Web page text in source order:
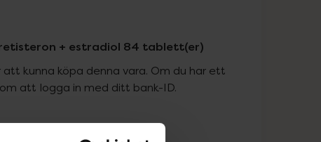
+ estradiol 84 tablett(er)
kunna köpa denna vara. Om du har ett
att logga in med ditt bank-ID.
med recept